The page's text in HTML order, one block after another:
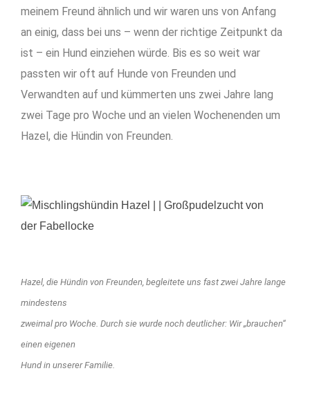
meinem Freund ähnlich und wir waren uns von Anfang
an einig, dass bei uns – wenn der richtige Zeitpunkt da
ist – ein Hund einziehen würde. Bis es so weit war
passten wir oft auf Hunde von Freunden und
Verwandten auf und kümmerten uns zwei Jahre lang
zwei Tage pro Woche und an vielen Wochenenden um
Hazel, die Hündin von Freunden.
Hazel, die Hündin von Freunden, begleitete uns fast zwei Jahre lange
mindestens
zweimal pro Woche. Durch sie wurde noch deutlicher: Wir „brauchen“
einen eigenen
Hund in unserer Familie.